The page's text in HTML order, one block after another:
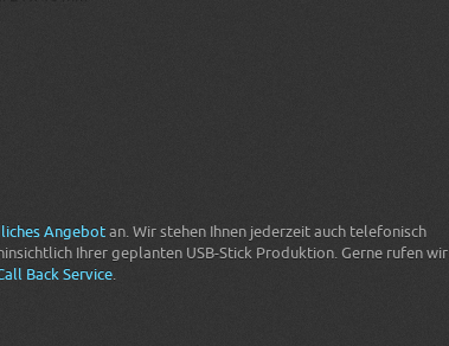
Angebot an. Wir stehen Ihnen jederzeit auch telefonisch
Ihrer geplanten USB-Stick Produktion. Gerne rufen wir
Back Service